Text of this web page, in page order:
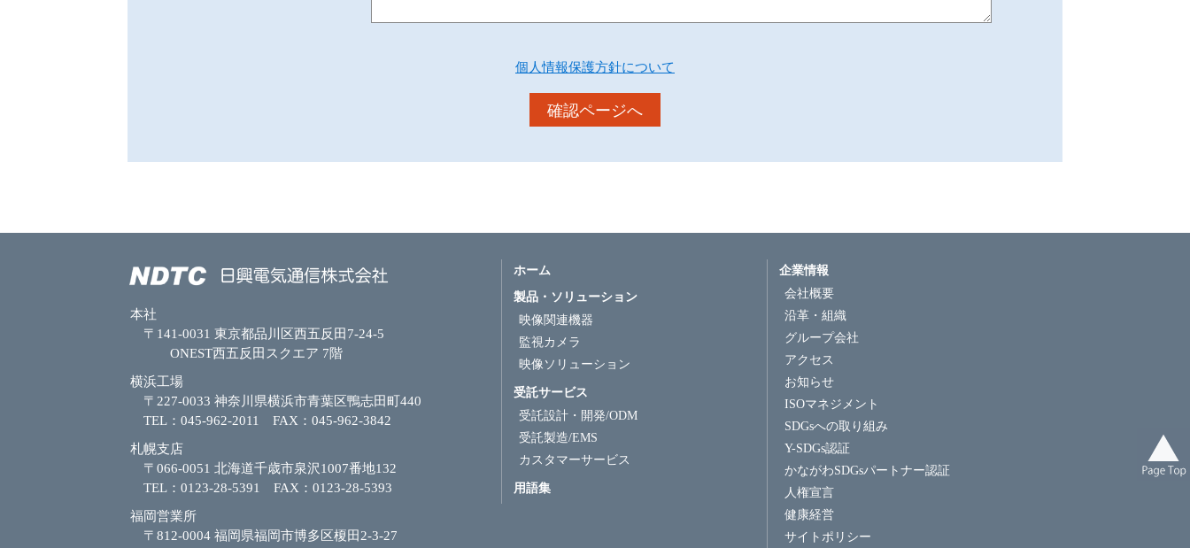
個人情報保護方針について
本社
〒141-0031 東京都品川区西五反田7-24-5
ONEST西五反田スクエア 7階
横浜工場
〒227-0033 神奈川県横浜市青葉区鴨志田町440
TEL：045-962-2011 FAX：045-962-3842
札幌支店
〒066-0051 北海道千歳市泉沢1007番地132
TEL：0123-28-5391 FAX：0123-28-5393
福岡営業所
〒812-0004 福岡県福岡市博多区榎田2-3-27
ホーム
製品・ソリューション
映像関連機器
監視カメラ
映像ソリューション
受託サービス
受託設計・開発/ODM
受託製造/EMS
カスタマーサービス
用語集
企業情報
会社概要
沿革・組織
グループ会社
アクセス
お知らせ
ISOマネジメント
SDGsへの取り組み
Y-SDGs認証
かながわSDGsパートナー認証
人権宣言
健康経営
サイトポリシー